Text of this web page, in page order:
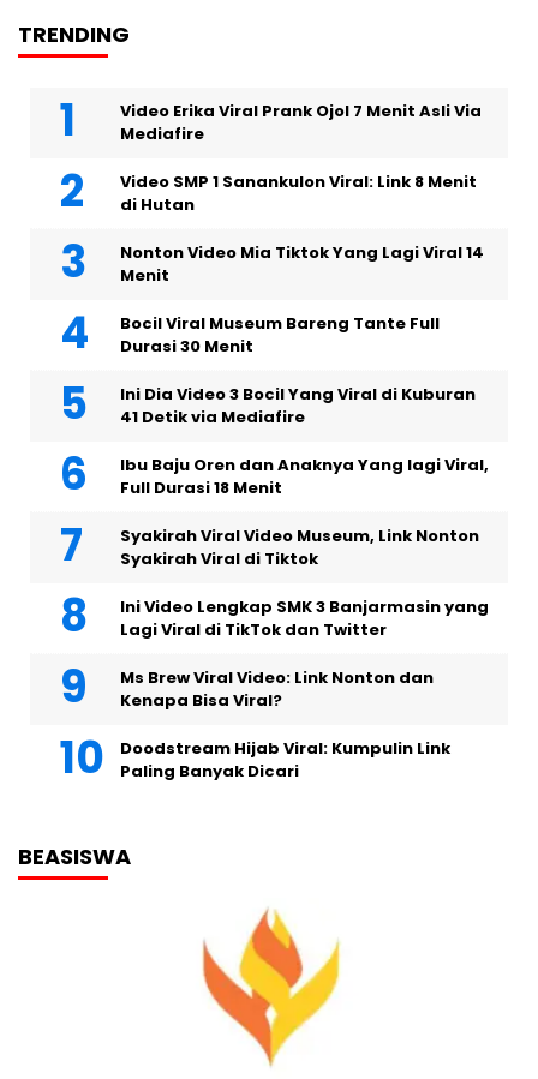
TRENDING
Video Erika Viral Prank Ojol 7 Menit Asli Via
Mediafire
Video SMP 1 Sanankulon Viral: Link 8 Menit
di Hutan
Nonton Video Mia Tiktok Yang Lagi Viral 14
Menit
Bocil Viral Museum Bareng Tante Full
Durasi 30 Menit
Ini Dia Video 3 Bocil Yang Viral di Kuburan
41 Detik via Mediafire
Ibu Baju Oren dan Anaknya Yang lagi Viral,
Full Durasi 18 Menit
Syakirah Viral Video Museum, Link Nonton
Syakirah Viral di Tiktok
Ini Video Lengkap SMK 3 Banjarmasin yang
Lagi Viral di TikTok dan Twitter
Ms Brew Viral Video: Link Nonton dan
Kenapa Bisa Viral?
Doodstream Hijab Viral: Kumpulin Link
Paling Banyak Dicari
BEASISWA